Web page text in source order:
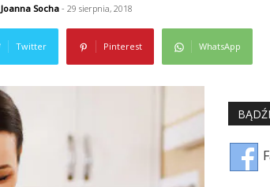
Joanna Socha- 29 sierpnia, 2018
Twitter Pinterest WhatsApp